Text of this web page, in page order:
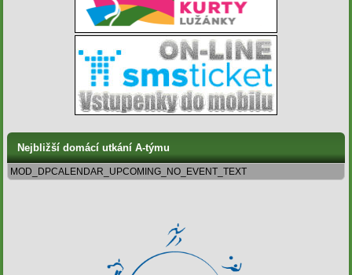
Nejbližší domácí utkání A-týmu
MOD_DPCALENDAR_UPCOMING_NO_EVENT_TEXT